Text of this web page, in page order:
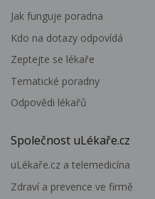
Jak funguje poradna
Kdo na dotazy odpovídá
Zeptejte se lékaře
Tematické poradny
Odpovědi lékařů
Společnost uLékaře.cz
uLékaře.cz a telemedicína
Zdraví a prevence ve firmě